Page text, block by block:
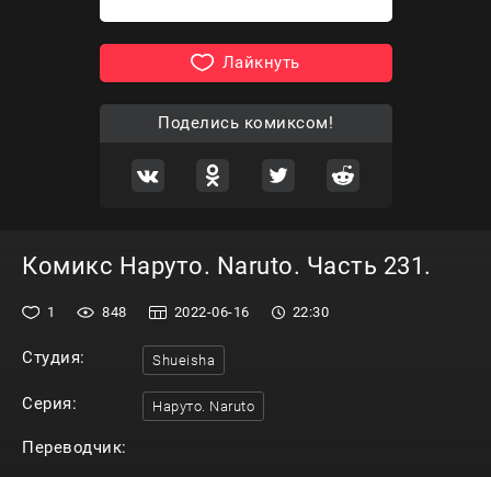
Лайкнуть
Поделись комиксом!
Комикс Наруто. Naruto. Часть 231.
1 848 2022-06-16 22:30
Студия: Shueisha
Серия: Наруто. Naruto
Переводчик: